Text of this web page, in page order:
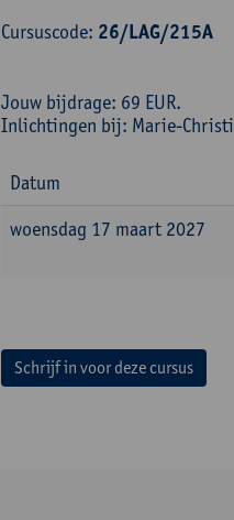
Cursuscode: 26/LAG/215A
Jouw bijdrage: 69 EUR.
Inlichtingen bij: Marie-
Datum
woensdag 17 maart 2027
Schrijf in voor deze cursus